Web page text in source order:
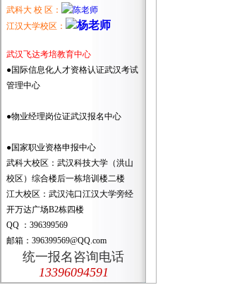
武科大 校 区：
江汉大学校区：
武汉飞达考培教育中心
●国际信息化人才资格认证武汉考试
管理中心
●物业经理岗位证武汉报名中心
●国家职业资格申报中心
武科大校区：武汉科技大学（洪山
校区）综合楼后一栋培训楼二楼
江大校区：武汉沌口江汉大学旁经
开万达广场B2栋四楼
QQ ：396399569
邮箱：396399569@QQ.com
统一报名咨询电话
13396094591